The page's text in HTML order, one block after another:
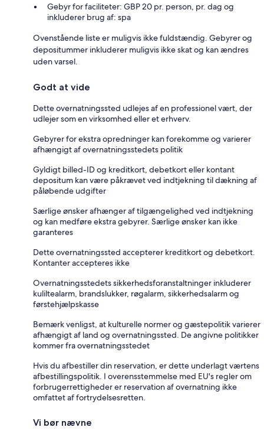
Gebyr for faciliteter: GBP 20 pr. person, pr. dag og
inkluderer brug af: spa
Ovenstående liste er muligvis ikke fuldstændig. Gebyrer og
depositummer inkluderer muligvis ikke skat og kan ændres
uden varsel.
Godt at vide
Dette overnatningssted udlejes af en professionel vært, der
udlejer som en virksomhed eller et erhverv.
Gebyrer for ekstra opredninger kan forekomme og varierer
afhængigt af overnatningsstedets politik
Gyldigt billed-ID og kreditkort, debetkort eller kontant
depositum kan være påkrævet ved indtjekning til dækning af
påløbende udgifter
Særlige ønsker afhænger af tilgængelighed ved indtjekning
og kan medføre ekstra gebyrer. Særlige ønsker kan ikke
garanteres
Dette overnatningssted accepterer kreditkort og debetkort.
Kontanter accepteres ikke
Overnatningsstedets sikkerhedsforanstaltninger inkluderer
kuliltealarm, brandslukker, røgalarm, sikkerhedsalarm og
førstehjælpskasse
Bemærk venligst, at kulturelle normer og gæstepolitik varierer
afhængigt af land og overnatningssted. De angivne politikker
kommer fra overnatningsstedet
Hvis du afbestiller din reservation, er dette underlagt værtens
afbestillingspolitik. I overensstemmelse med EU's regler om
forbrugerrettigheder er reservation af overnatning ikke
omfattet af fortrydelsesretten.
Vi bør nævne